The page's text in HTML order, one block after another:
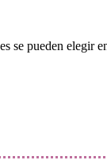
se pueden elegir